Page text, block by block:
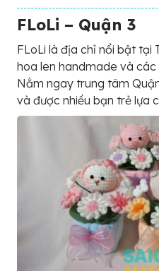
FLoLi – Quận 3
FLoLi là địa chỉ nổi bật tại
hoa len handmade và các
Nằm ngay trung tâm
và được nhiều bạn trẻ lựa